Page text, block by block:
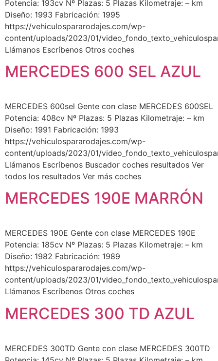
Potencia: 193cv Nº Plazas: 5 Plazas Kilometraje: – km
Diseño: 1993 Fabricación: 1995
https://vehiculospararodajes.com/wp-
content/uploads/2023/01/
Llámanos Escríbenos Otros coches
MERCEDES 600 SEL AZUL
MERCEDES 600sel Gente con clase MERCEDES 600SEL
Potencia: 408cv Nº Plazas: 5 Plazas Kilometraje: – km
Diseño: 1991 Fabricación: 1993
https://vehiculospararodajes.com/wp-
content/uploads/2023/01/
Llámanos Escríbenos Buscador coches resultados Ver
todos los resultados Ver más coches
MERCEDES 190E MARRÓN
MERCEDES 190E Gente con clase MERCEDES 190E​
Potencia: 185cv Nº Plazas: 5 Plazas Kilometraje: – km
Diseño: 1982 Fabricación: 1989
https://vehiculospararodajes.com/wp-
content/uploads/2023/01/
Llámanos Escríbenos Otros coches
MERCEDES 300 TD AZUL
MERCEDES 300TD Gente con clase MERCEDES 300TD